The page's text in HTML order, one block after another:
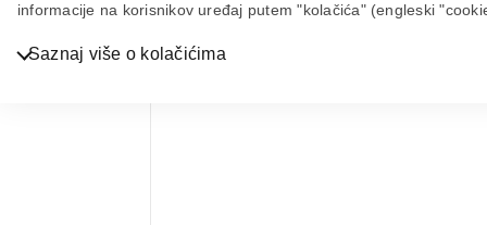
informacije na korisnikov uređaj putem "kolačića" (engleski
Saznaj više o kolačićima
Bela tehnika